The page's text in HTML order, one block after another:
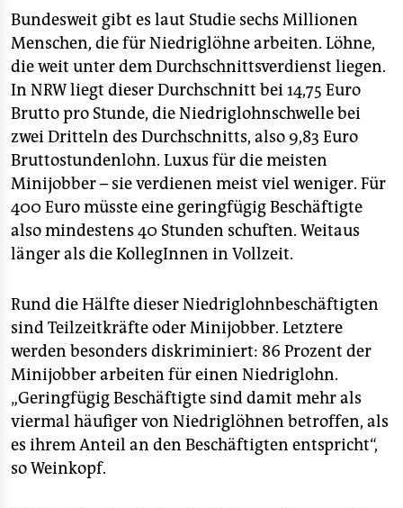
Bundesweit gibt es laut Studie sechs Millionen
Menschen, die für Niedriglöhne arbeiten. Löhne,
die weit unter dem Durchschnittsverdienst liegen.
In NRW liegt dieser Durchschnitt bei 14,75 Euro
Brutto pro Stunde, die Niedriglohnschwelle bei
zwei Dritteln des Durchschnitts, also 9,83 Euro
Bruttostundenlohn. Luxus für die meisten
Minijobber – sie verdienen meist viel weniger. Für
400 Euro müsste eine geringfügig Beschäftigte
also mindestens 40 Stunden schuften. Weitaus
länger als die KollegInnen in Vollzeit.
Rund die Hälfte dieser Niedriglohnbeschäftigten
sind Teilzeitkräfte oder Minijobber. Letztere
werden besonders diskriminiert: 86 Prozent der
Minijobber arbeiten für einen Niedriglohn.
„Geringfügig Beschäftigte sind damit mehr als
viermal häufiger von Niedriglöhnen betroffen, als
es ihrem Anteil an den Beschäftigten entspricht“,
so Weinkopf.